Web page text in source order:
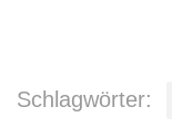
Schlagwörter: